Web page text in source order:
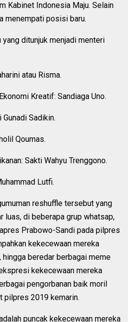
Kabinet Indonesia Maju. Selain
menempati posisi baru.
yang ditunjuk menjadi menteri
atau Risma.
Kreatif: Sandiaga Uno.
Sadikin.
Qoumas.
Sakti Wahyu Trenggono.
Lutfi.
reshuffle tersebut yang
luas, di beberapa grup whatsap,
Prabowo-Sandi pada pilpres
kekecewaan mereka
hingga beredar berbagai meme
kekecewaan mereka
pengorbanan baik moril
pilpres 2019 kemarin.
puncak kekecewaan mereka